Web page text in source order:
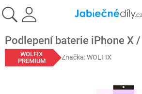
na
obsah
Podlepení baterie iPhone X /
WOLFIX
PREMIUM
Značka:WOLFIX